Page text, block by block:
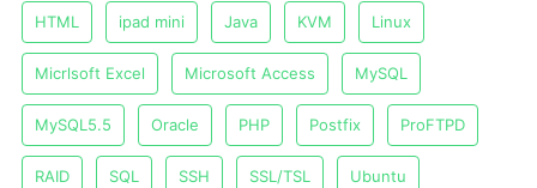
HTML ipad mini Java KVM Linux
Micrlsoft Excel Microsoft Access MySQL
MySQL5.5 Oracle PHP Postfix ProFTPD
RAID SQL SSH SSL/TSL Ubuntu